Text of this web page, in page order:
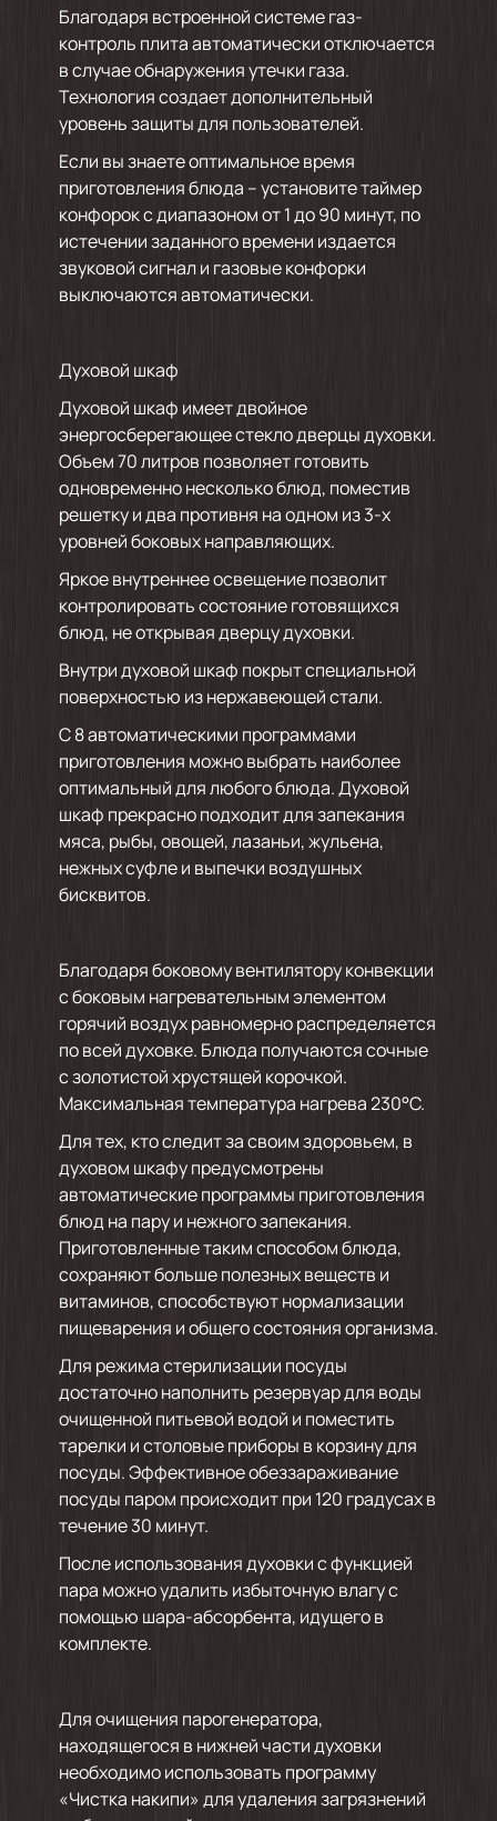
Благодаря встроенной системе газ-
контроль плита автоматически отключается
в случае обнаружения утечки газа.
Технология создает дополнительный
уровень защиты для пользователей.
Если вы знаете оптимальное время
приготовления блюда – установите таймер
конфорок с диапазоном от 1 до 90 минут, по
истечении заданного времени издается
звуковой сигнал и газовые конфорки
выключаются автоматически.
Духовой шкаф
Духовой шкаф имеет двойное
энергосберегающее стекло дверцы духовки.
Объем 70 литров позволяет готовить
одновременно несколько блюд, поместив
решетку и два противня на одном из 3-х
уровней боковых направляющих.
Яркое внутреннее освещение позволит
контролировать состояние готовящихся
блюд, не открывая дверцу духовки.
Внутри духовой шкаф покрыт специальной
поверхностью из нержавеющей стали.
С 8 автоматическими программами
приготовления можно выбрать наиболее
оптимальный для любого блюда. Духовой
шкаф прекрасно подходит для запекания
мяса, рыбы, овощей, лазаньи, жульена,
нежных суфле и выпечки воздушных
бисквитов.
Благодаря боковому вентилятору конвекции
с боковым нагревательным элементом
горячий воздух равномерно распределяется
по всей духовке. Блюда получаются сочные
с золотистой хрустящей корочкой.
Максимальная температура нагрева 230°C.
Для тех, кто следит за своим здоровьем, в
духовом шкафу предусмотрены
автоматические программы приготовления
блюд на пару и нежного запекания.
Приготовленные таким способом блюда,
сохраняют больше полезных веществ и
витаминов, способствуют нормализации
пищеварения и общего состояния организма.
Для режима стерилизации посуды
достаточно наполнить резервуар для воды
очищенной питьевой водой и поместить
тарелки и столовые приборы в корзину для
посуды. Эффективное обеззараживание
посуды паром происходит при 120 градусах в
течение 30 минут.
После использования духовки с функцией
пара можно удалить избыточную влагу с
помощью шара-абсорбента, идущего в
комплекте.
Для очищения парогенератора,
находящегося в нижней части духовки
необходимо использовать программу
«Чистка накипи» для удаления загрязнений